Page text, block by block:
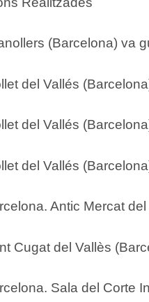
(Barcelona) va
del Vallés
del Vallés
del Vallés
Antic Mercat
Cugat del Vallès
Sala del Corte